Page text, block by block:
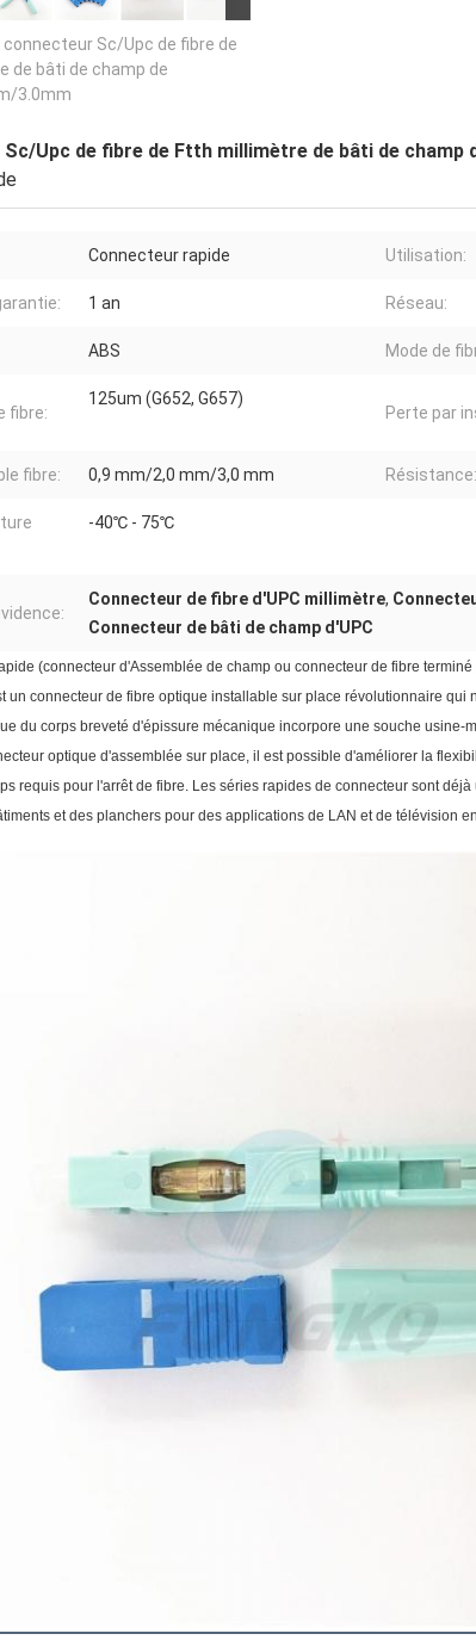
connecteur Sc/Upc de fibre de
de bâti de champ de
3.0mm
Upc de fibre de Ftth millimètre de bâti de champ
Connecteur rapide Utilisation:
1 an Réseau:
ABS Mode de
fibre:
125um (G652, G657)
Perte par
fibre: 0,9 mm/2,0 mm/3,0 mm Résistance:
-40℃ - 75℃
Connecteur de fibre d'UPC millimètre,
Connecteur de bâti de champ d'UPC
(connecteur d'Assemblée de champ ou connecteur de fibre
un connecteur de fibre optique installable sur place révolutionnaire qui
du corps breveté d'épissure mécanique incorpore une souche usine-
optique d'assemblée sur place, il est possible d'améliorer la
requis pour l'arrêt de fibre. Les séries rapides de connecteur sont
et des planchers pour des applications de LAN et de télévision